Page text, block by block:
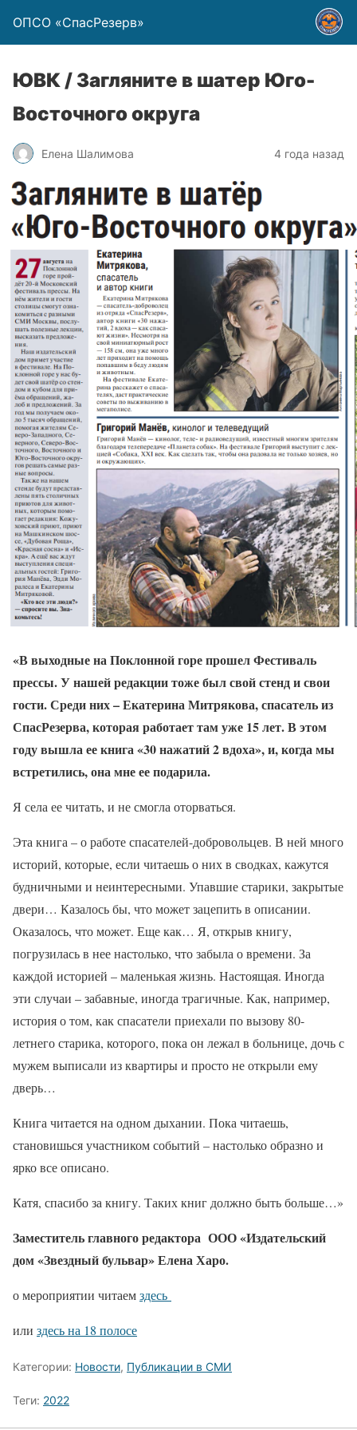
ОПСО «СпасРезерв»
ЮВК / Загляните в шатер Юго-
Восточного округа
Елена Шалимова 4 года назад
«В выходные на Поклонной горе прошел Фестиваль
прессы. У нашей редакции тоже был свой стенд и свои
гости. Среди них – Екатерина Митрякова, спасатель из
СпасРезерва, которая работает там уже 15 лет. В этом
году вышла ее книга «30 нажатий 2 вдоха», и, когда мы
встретились, она мне ее подарила.
Я села ее читать, и не смогла оторваться.
Эта книга – о работе спасателей-добровольцев. В ней много
историй, которые, если читаешь о них в сводках, кажутся
будничными и неинтересными. Упавшие старики, закрытые
двери… Казалось бы, что может зацепить в описании.
Оказалось, что может. Еще как… Я, открыв книгу,
погрузилась в нее настолько, что забыла о времени. За
каждой историей – маленькая жизнь. Настоящая. Иногда
эти случаи – забавные, иногда трагичные. Как, например,
история о том, как спасатели приехали по вызову 80-
летнего старика, которого, пока он лежал в больнице, дочь с
мужем выписали из квартиры и просто не открыли ему
дверь…
Книга читается на одном дыхании. Пока читаешь,
становишься участником событий – настолько образно и
ярко все описано.
Катя, спасибо за книгу. Таких книг должно быть больше…»
Заместитель главного редактора ООО «Издательский
дом «Звездный бульвар» Елена Харо.
о мероприятии читаемздесь
или здесь на 18 полосе
Категории: Новости, Публикации в СМИ
Теги: 2022